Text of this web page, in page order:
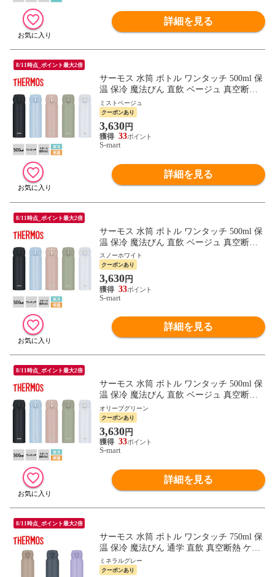
詳細を見る
8/11時点_ポイント最大2倍
サーモス 水筒 ボトル ワンタッチ 500ml 保
温 保冷 魔法びん 直飲 ベージュ 真空断熱
ケータイマグ JNL-S500 THERMOS
ミストベージュ
クーポンあり
3,630円
33
S-mart
詳細を見る
8/11時点_ポイント最大2倍
サーモス 水筒 ボトル ワンタッチ 500ml 保
温 保冷 魔法びん 直飲 ベージュ 真空断熱
ケータイマグ JNL-S500 THERMOS
スノーホワイト
クーポンあり
3,630円
33
S-mart
詳細を見る
8/11時点_ポイント最大2倍
サーモス 水筒 ボトル ワンタッチ 500ml 保
温 保冷 魔法びん 直飲 ベージュ 真空断熱
ケータイマグ JNL-S500 THERMOS
オリーブグリーン
クーポンあり
3,630円
33
S-mart
詳細を見る
8/11時点_ポイント最大2倍
サーモス 水筒 ボトル ワンタッチ 750ml 保
温 保冷 魔法びん 通学 直飲 真空断熱 ケー
タイマグ JNL-S750 THERMOS
ミネラルグレー
クーポンあり